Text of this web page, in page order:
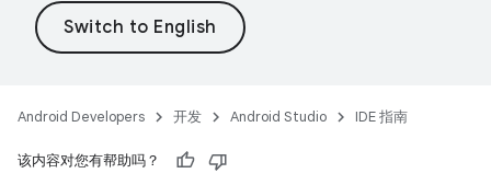
Android Developers 开发 Android Studio IDE 指南
该内容对您有帮助吗？